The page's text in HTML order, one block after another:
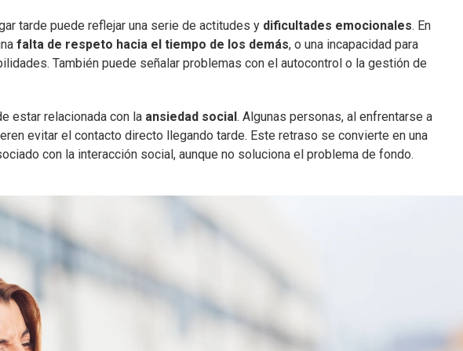
tarde puede reflejar una serie de actitudes y dificultades emocionales. En
falta de respeto hacia el tiempo de los demás, o una incapacidad para
También puede señalar problemas con el autocontrol o la gestión de
estar relacionada con la ansiedad social . Algunas personas, al enfrentarse a
evitar el contacto directo llegando tarde. Este retraso se convierte en una
con la interacción social, aunque no soluciona el problema de fondo.